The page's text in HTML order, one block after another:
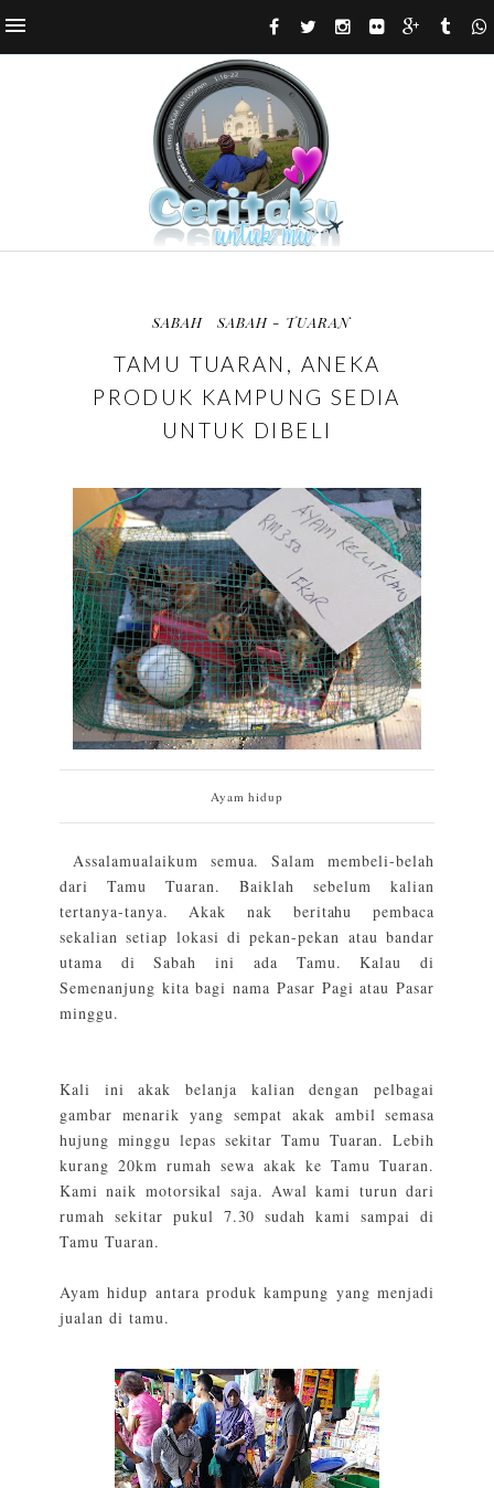
SABAH SABAH - TUARAN
TAMU TUARAN, ANEKA
PRODUK KAMPUNG SEDIA
UNTUK DIBELI
Ayam hidup
Assalamualaikum semua. Salam membeli-belah
dari Tamu Tuaran. Baiklah sebelum kalian
tertanya-tanya. Akak nak beritahu pembaca
sekalian setiap lokasi di pekan-pekan atau bandar
utama di Sabah ini ada Tamu. Kalau di
Semenanjung kita bagi nama Pasar Pagi atau Pasar
minggu.
Kali ini akak belanja kalian dengan pelbagai
gambar menarik yang sempat akak ambil semasa
hujung minggu lepas sekitar Tamu Tuaran. Lebih
kurang 20km rumah sewa akak ke Tamu Tuaran.
Kami naik motorsikal saja. Awal kami turun dari
rumah sekitar pukul 7.30 sudah kami sampai di
Tamu Tuaran.
Ayam hidup antara produk kampung yang menjadi
jualan di tamu.